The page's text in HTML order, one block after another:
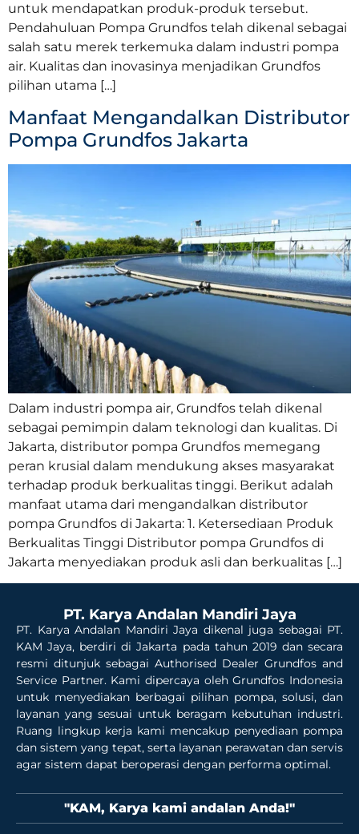
untuk mendapatkan produk-produk tersebut.
Pendahuluan Pompa Grundfos telah dikenal sebagai
salah satu merek terkemuka dalam industri pompa
air. Kualitas dan inovasinya menjadikan Grundfos
pilihan utama […]
Manfaat Mengandalkan Distributor
Pompa Grundfos Jakarta
Dalam industri pompa air, Grundfos telah dikenal
sebagai pemimpin dalam teknologi dan kualitas. Di
Jakarta, distributor pompa Grundfos memegang
peran krusial dalam mendukung akses masyarakat
terhadap produk berkualitas tinggi. Berikut adalah
manfaat utama dari mengandalkan distributor
pompa Grundfos di Jakarta: 1. Ketersediaan Produk
Berkualitas Tinggi Distributor pompa Grundfos di
Jakarta menyediakan produk asli dan berkualitas […]
PT. Karya Andalan Mandiri Jaya
PT. Karya Andalan Mandiri Jaya dikenal juga sebagai PT.
KAM Jaya, berdiri di Jakarta pada tahun 2019 dan secara
resmi ditunjuk sebagai Authorised Dealer Grundfos and
Service Partner. Kami dipercaya oleh Grundfos Indonesia
untuk menyediakan berbagai pilihan pompa, solusi, dan
layanan yang sesuai untuk beragam kebutuhan industri.
Ruang lingkup kerja kami mencakup penyediaan pompa
dan sistem yang tepat, serta layanan perawatan dan servis
agar sistem dapat beroperasi dengan performa optimal.
"KAM, Karya kami andalan Anda!"